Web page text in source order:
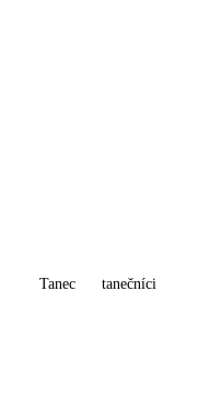
Tanec tanečníci